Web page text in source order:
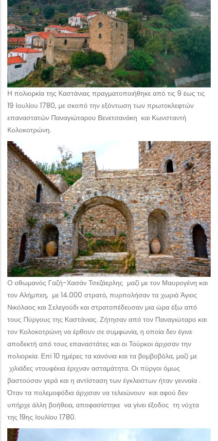
Η πολιορκία της Καστάνιας πραγματοποιήθηκε από τις 9 έως τις
19 Ιουλίου 1780, με σκοπό την εξόντωση των πρωτοκλεφτών
επαναστατών Παναγιώταρου Βενετσανάκη και Κωνσταντή
Κολοκοτρώνη.
Ο οθωμανός Γαζή-Χασάν Τσεζάερλης μαζί με τον Μαυρογένη και
τον Αλήμπεη, με 14.000 στρατό, πυρπολήσαν τα χωριά Άγιος
Νικόλαος και Σελεγούδι και στρατοπέδευσαν μια ώρα έξω από
τους Πύργους της Καστάνιας. Ζήτησαν από τον Παναγιώταρο και
τον Κολοκοτρώνη να έρθουν σε συμφωνία, η οποία δεν έγινε
αποδεκτή από τους επαναστάτες και οι Τούρκοι άρχισαν την
πολιορκία. Επί 10 ημέρες τα κανόνια και τα βομβοβόλα, μαζί με
χιλιάδες ντουφέκια έριχναν ασταμάτητα. Οι πύργοι όμως
βαστούσαν γερά και η αντίσταση των έγκλειστων ήταν γενναία .
Όταν τα πολεμοφόδια άρχισαν να τελειώνουν και αφού δεν
υπήρχε άλλη βοήθεια, αποφασίστηκε να γίνει έξοδος τη νύχτα
της 19ης Ιουλίου 1780.